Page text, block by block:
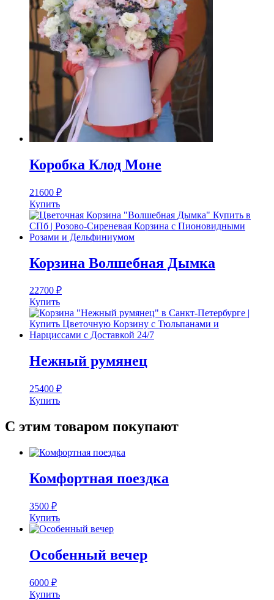
Коробка Клод Моне
21600 ₽
Купить
Корзина Волшебная Дымка
22700 ₽
Купить
Нежный румянец
25400 ₽
Купить
С этим товаром покупают
Комфортная поездка
3500 ₽
Купить
Особенный вечер
6000 ₽
Купить